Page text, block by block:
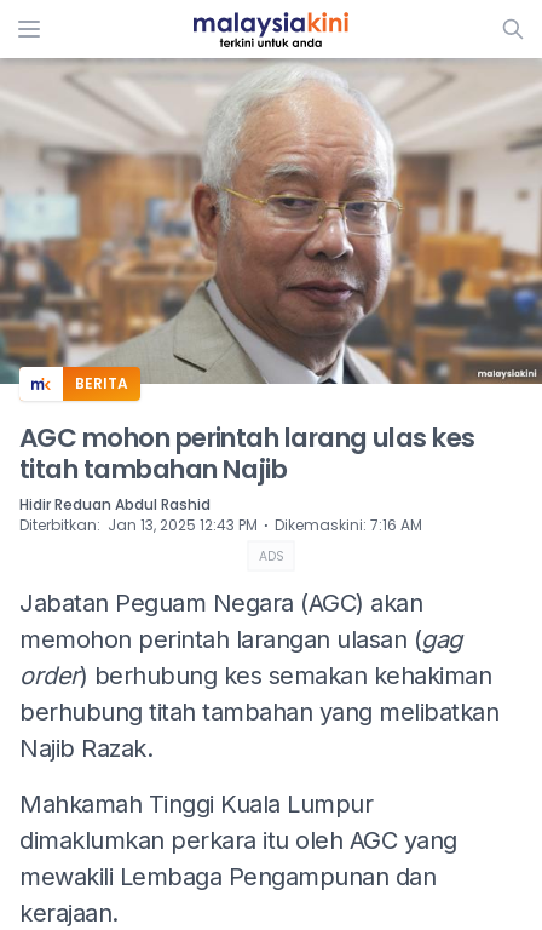
ADS
BERITA
AGC mohon perintah larang ulas kes
titah tambahan Najib
Hidir Reduan Abdul Rashid
Diterbitkan: Jan 13, 2025 12:43 PM ⋅ Dikemaskini: 7:16 AM
ADS
Jabatan Peguam Negara (AGC) akan
memohon perintah larangan ulasan (gag
order) berhubung kes semakan kehakiman
berhubung titah tambahan yang melibatkan
Najib Razak.
Mahkamah Tinggi Kuala Lumpur
dimaklumkan perkara itu oleh AGC yang
mewakili Lembaga Pengampunan dan
kerajaan.